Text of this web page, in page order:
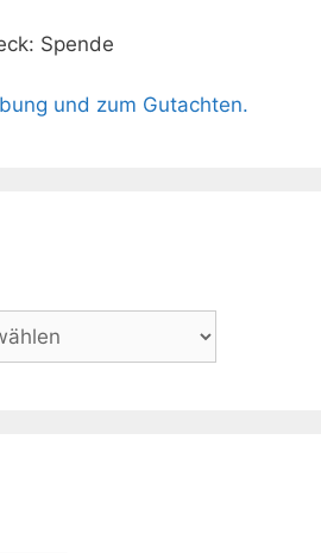
Spende
und zum Gutachten.